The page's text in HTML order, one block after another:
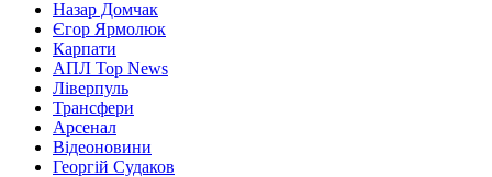
Назар Домчак
Єгор Ярмолюк
Карпати
АПЛ Top News
Ліверпуль
Трансфери
Арсенал
Відеоновини
Георгій Судаков